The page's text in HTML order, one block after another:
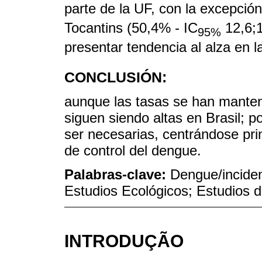
parte de la UF, con la
Tocantins (50,4% - IC95%
presentar tendencia al alza en
CONCLUSIÓN:
aunque las tasas se han
siguen siendo altas en Brasil;
ser necesarias, centrándose
de control del dengue.
Palabras-clave: Dengue/
Estudios Ecológicos; Estudios
INTRODUÇÃO